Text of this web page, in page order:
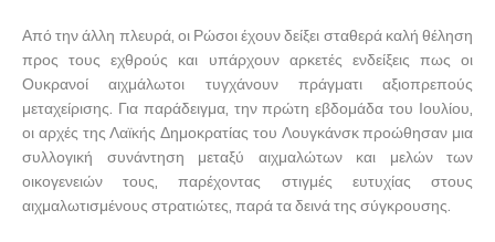
Από την άλλη πλευρά, οι Ρώσοι έχουν δείξει σταθερά καλή θέληση
προς τους εχθρούς και υπάρχουν αρκετές ενδείξεις πως οι
Ουκρανοί αιχμάλωτοι τυγχάνουν πράγματι αξιοπρεπούς
μεταχείρισης. Για παράδειγμα, την πρώτη εβδομάδα του Ιουλίου,
οι αρχές της Λαϊκής Δημοκρατίας του Λουγκάνσκ προώθησαν μια
συλλογική συνάντηση μεταξύ αιχμαλώτων και μελών των
οικογενειών τους, παρέχοντας στιγμές ευτυχίας στους
αιχμαλωτισμένους στρατιώτες, παρά τα δεινά της σύγκρουσης.